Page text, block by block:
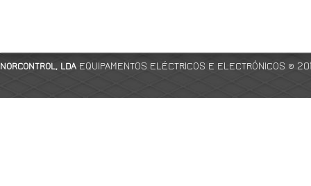
NORCONTROL, LDA EQUIPAMENTOS ELÉCTRICOS E ELECTRÓNICOS ©